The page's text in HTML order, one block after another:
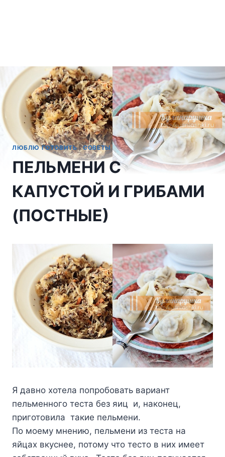
ЛЮБЛЮ ГОТОВИТЬ|СОВЕТЫ
ПЕЛЬМЕНИ С
КАПУСТОЙ И ГРИБАМИ
(ПОСТНЫЕ)
Я давно хотела попробовать вариант
пельменного теста без яиц и, наконец,
приготовила такие пельмени.
По моему мнению, пельмени из теста на
яйцах вкуснее, потому что тесто в них имеет